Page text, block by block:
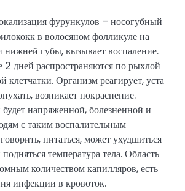
фурункулов – носогубный
в волосяном фолликуле на
нижней губы, вызывает воспаление.
2 дней распространяются по рыхлой
Организм реагирует, уста
возникает покраснение.
напряженной, болезненной и
с таким воспалительным
питаться, может ухудшиться
температура тела. Область
количеством капилляров, есть
инфекции в кровоток.